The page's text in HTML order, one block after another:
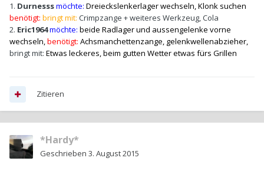
1. Durnesssmöchte: Dreieckslenkerlager wechseln, Klonk suchen
benötigt: bringt mit: Crimpzange + weiteres Werkzeug, Cola
2. Eric1964möchte: beide Radlager und aussengelenke vorne
wechseln,benötigt: Achsmanchettenzange, gelenkwellenabzieher,
bringt mit: Etwas leckeres, beim gutten Wetter etwas fürs Grillen
Zitieren
*Hardy*
Geschrieben 3. August 2015